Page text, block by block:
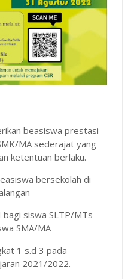
beasiswa prestasi
MA sederajat yang
ketentuan berlaku.
bersekolah di
bagi siswa SLTP/MTs
SMA/MA
1 s.d 3 pada
2021/2022.